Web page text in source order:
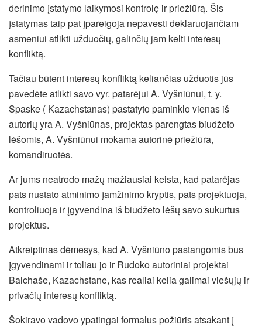
derinimo įstatymo laikymosi kontrolę ir priežiūrą. Šis
įstatymas taip pat įpareigoja nepavesti deklaruojančiam
asmeniui atlikti užduočių, galinčių jam kelti interesų
konfliktą.
Tačiau būtent interesų konfliktą keliančias užduotis jūs
pavedėte atlikti savo vyr. patarėjui A. Vyšniūnui, t. y.
Spaske ( Kazachstanas) pastatyto paminklo vienas iš
autorių yra A. Vyšniūnas, projektas parengtas biudžeto
lėšomis, A. Vyšniūnui mokama autorinė priežiūra,
komandiruotės.
Ar jums neatrodo mažų mažiausiai keista, kad patarėjas
pats nustato atminimo įamžinimo kryptis, pats projektuoja,
kontroliuoja ir įgyvendina iš biudžeto lėšų savo sukurtus
projektus.
Atkreiptinas dėmesys, kad A. Vyšniūno pastangomis bus
įgyvendinami ir toliau jo ir Rudoko autoriniai projektai
Balchaše, Kazachstane, kas realiai kelia galimai viešųjų ir
privačių interesų konfliktą.
Šokiravo vadovo ypatingai formalus požiūris atsakant į